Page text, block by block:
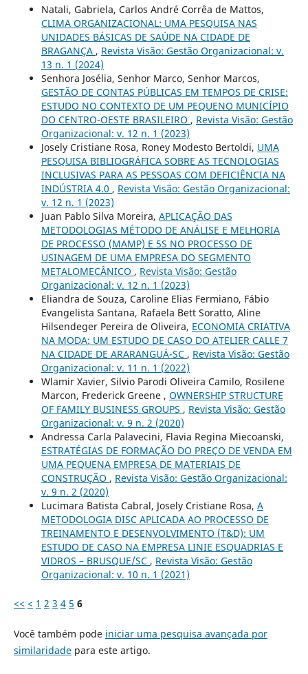
Natali, Gabriela, Carlos André Corrêa de Mattos,
CLIMA ORGANIZACIONAL: UMA PESQUISA NAS
UNIDADES BÁSICAS DE SAÚDE NA CIDADE DE
BRAGANÇA , Revista Visão: Gestão Organizacional: v.
13 n. 1 (2024)
Senhora Josélia, Senhor Marco, Senhor Marcos,
GESTÃO DE CONTAS PÚBLICAS EM TEMPOS DE CRISE:
ESTUDO NO CONTEXTO DE UM PEQUENO MUNICÍPIO
DO CENTRO-OESTE BRASILEIRO , Revista Visão: Gestão
Organizacional: v. 12 n. 1 (2023)
Josely Cristiane Rosa, Roney Modesto Bertoldi, UMA
PESQUISA BIBLIOGRÁFICA SOBRE AS TECNOLOGIAS
INCLUSIVAS PARA AS PESSOAS COM DEFICIÊNCIA NA
INDÚSTRIA 4.0 , Revista Visão: Gestão Organizacional:
v. 12 n. 1 (2023)
Juan Pablo Silva Moreira, APLICAÇÃO DAS
METODOLOGIAS MÉTODO DE ANÁLISE E MELHORIA
DE PROCESSO (MAMP) E 5S NO PROCESSO DE
USINAGEM DE UMA EMPRESA DO SEGMENTO
METALOMECÂNICO , Revista Visão: Gestão
Organizacional: v. 12 n. 1 (2023)
Eliandra de Souza, Caroline Elias Fermiano, Fábio
Evangelista Santana, Rafaela Bett Soratto, Aline
Hilsendeger Pereira de Oliveira, ECONOMIA CRIATIVA
NA MODA: UM ESTUDO DE CASO DO ATELIER CALLE 7
NA CIDADE DE ARARANGUÁ-SC , Revista Visão: Gestão
Organizacional: v. 11 n. 1 (2022)
Wlamir Xavier, Silvio Parodi Oliveira Camilo, Rosilene
Marcon, Frederick Greene , OWNERSHIP STRUCTURE
OF FAMILY BUSINESS GROUPS , Revista Visão: Gestão
Organizacional: v. 9 n. 2 (2020)
Andressa Carla Palavecini, Flavia Regina Miecoanski,
ESTRATÉGIAS DE FORMAÇÃO DO PREÇO DE VENDA EM
UMA PEQUENA EMPRESA DE MATERIAIS DE
CONSTRUÇÃO , Revista Visão: Gestão Organizacional:
v. 9 n. 2 (2020)
Lucimara Batista Cabral, Josely Cristiane Rosa, A
METODOLOGIA DISC APLICADA AO PROCESSO DE
TREINAMENTO E DESENVOLVIMENTO (T&D): UM
ESTUDO DE CASO NA EMPRESA LINIE ESQUADRIAS E
VIDROS – BRUSQUE/SC , Revista Visão: Gestão
Organizacional: v. 10 n. 1 (2021)
<< < 1 2 3 4 5 6
Você também pode iniciar uma pesquisa avançada por
similaridadepara este artigo.